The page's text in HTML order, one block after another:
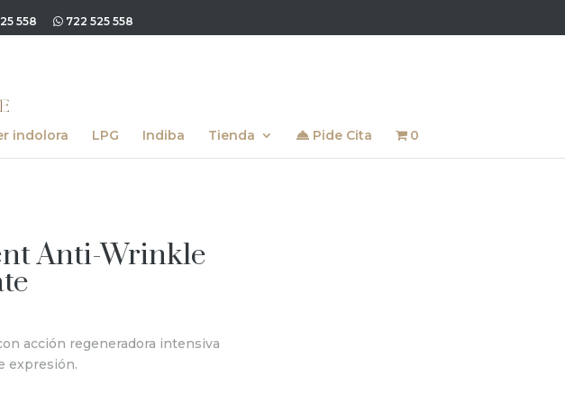
558 722 525 558
indolora LPG Indiba Tienda Pide Cita 0
Anti-Wrinkle
acción regeneradora intensiva
expresión.